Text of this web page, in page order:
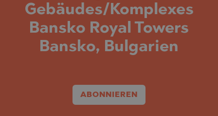
Gebäudes/Komplexes
Bansko Royal Towers
Bansko, Bulgarien
ABONNIEREN